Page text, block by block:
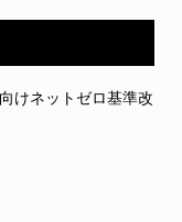
けネットゼロ基準改